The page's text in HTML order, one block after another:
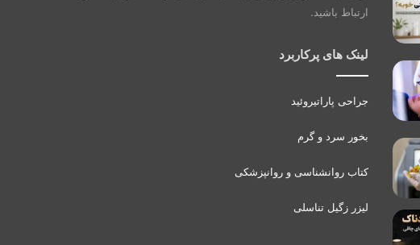
ارتباط باشید.
لینک های پرکاربرد
جراحی پاراتیروئید
بخور سرد و گرم
کتاب روانشناسی و روانپزشکی
لیزر زگیل تناسلی